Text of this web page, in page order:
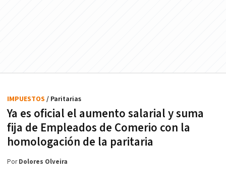
Ya es oficial el aumento salarial y suma
fija de Empleados de Comerio con la
homologación de la paritaria
IMPUESTOS / Paritarias
PorDolores Olveira